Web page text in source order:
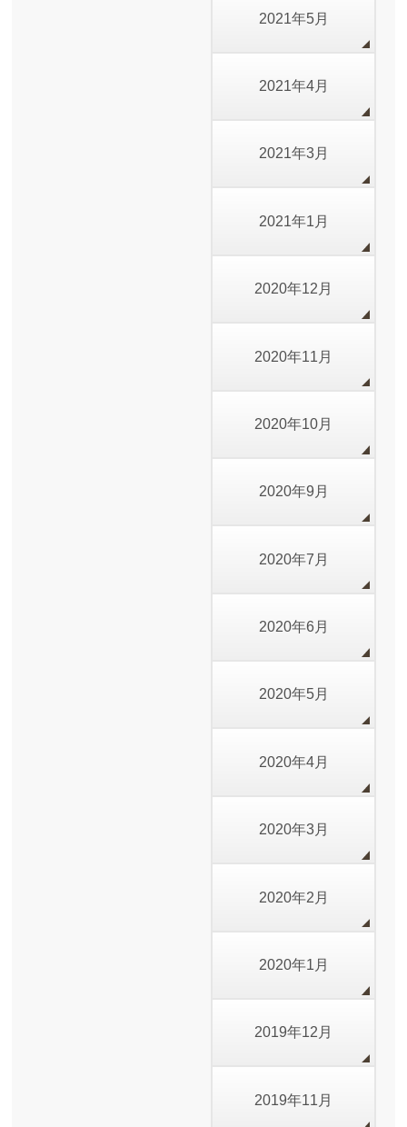
2021年5月
2021年4月
2021年3月
2021年1月
2020年12月
2020年11月
2020年10月
2020年9月
2020年7月
2020年6月
2020年5月
2020年4月
2020年3月
2020年2月
2020年1月
2019年12月
2019年11月